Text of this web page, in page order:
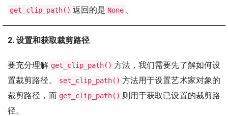
get_clip_path() 返回的是 None 。
2. 设置和获取裁剪路径
要充分理解 get_clip_path() 方法，我们需要先了解如何设
置裁剪路径。
set_clip_path() 方法用于设置艺术家对象的
裁剪路径，而 get_clip_path() 则用于获取已设置的裁剪路
径。